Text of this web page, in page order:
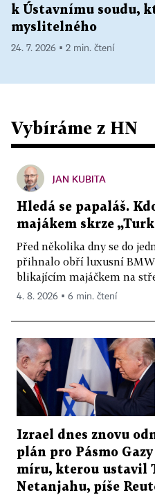
k Ústavnímu soudu,
myslitelného
24. 7. 2026 ▪ 2 min. čtení
Vybíráme z HN
JAN KUBITA
Hledá se papaláš.
majákem skrze
Před několika dny se do
přihnalo obří luxusní BMW
blikajícím majáčkem na
4. 8. 2026 ▪ 6 min. čtení
Izrael dnes znovu
plán pro Pásmo
míru, kterou ustavil
Netanjahu, píše